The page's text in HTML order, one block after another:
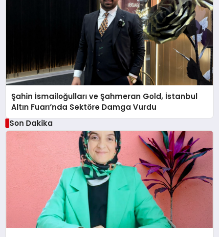
Şahin İsmailoğulları ve Şahmeran Gold, İstanbul
Altın Fuarı’nda Sektöre Damga Vurdu
Son Dakika